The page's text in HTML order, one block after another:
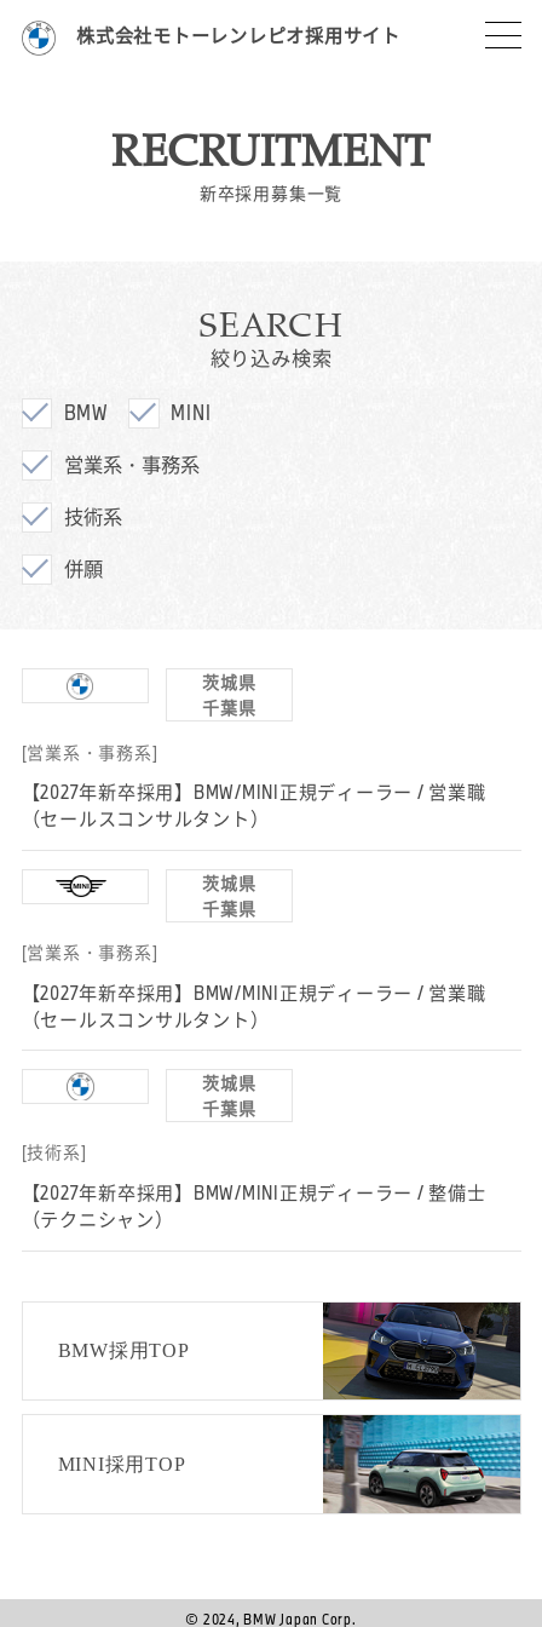
株式会社モトーレンレピオ採用サイト
RECRUITMENT
新卒採用募集一覧
SEARCH
絞り込み検索
BMW
MINI
営業系・事務系
技術系
併願
茨城県
千葉県
[営業系・事務系]
【2027年新卒採用】BMW/MINI正規ディーラー / 営業職
（セールスコンサルタント）
茨城県
千葉県
[営業系・事務系]
【2027年新卒採用】BMW/MINI正規ディーラー / 営業職
（セールスコンサルタント）
茨城県
千葉県
[技術系]
【2027年新卒採用】BMW/MINI正規ディーラー / 整備士
（テクニシャン）
BMW採用TOP
MINI採用TOP
© 2024, BMW Japan Corp.